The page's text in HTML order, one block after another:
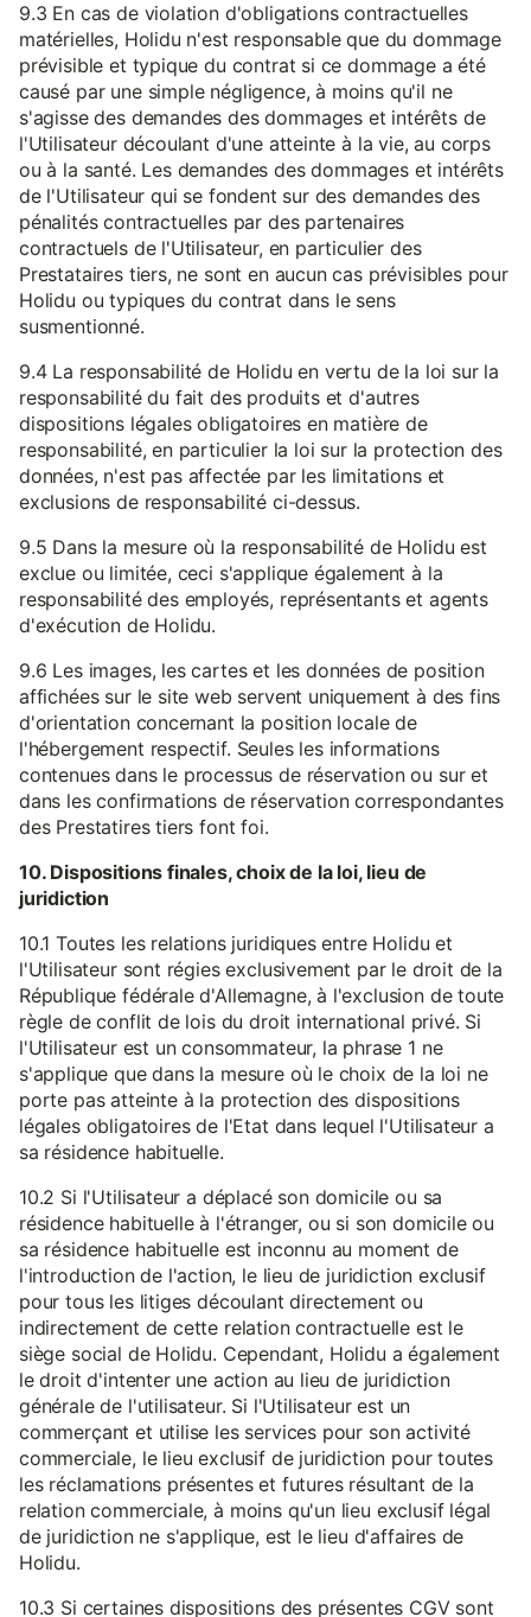
9.3 En cas de violation d'obligations contractuelles
matérielles, Holidu n'est responsable que du dommage
prévisible et typique du contrat si ce dommage a été
causé par une simple négligence, à moins qu'il ne
s'agisse des demandes des dommages et intérêts de
l'Utilisateur découlant d'une atteinte à la vie, au corps
ou à la santé. Les demandes des dommages et intérêts
de l'Utilisateur qui se fondent sur des demandes des
pénalités contractuelles par des partenaires
contractuels de l'Utilisateur, en particulier des
Prestataires tiers, ne sont en aucun cas prévisibles pour
Holidu ou typiques du contrat dans le sens
susmentionné.
9.4 La responsabilité de Holidu en vertu de la loi sur la
responsabilité du fait des produits et d'autres
dispositions légales obligatoires en matière de
responsabilité, en particulier la loi sur la protection des
données, n'est pas affectée par les limitations et
exclusions de responsabilité ci-dessus.
9.5 Dans la mesure où la responsabilité de Holidu est
exclue ou limitée, ceci s'applique également à la
responsabilité des employés, représentants et agents
d'exécution de Holidu.
9.6 Les images, les cartes et les données de position
affichées sur le site web servent uniquement à des fins
d'orientation concernant la position locale de
l'hébergement respectif. Seules les informations
contenues dans le processus de réservation ou sur et
dans les confirmations de réservation correspondantes
des Prestatires tiers font foi.
10. Dispositions finales, choix de la loi, lieu de
juridiction
10.1 Toutes les relations juridiques entre Holidu et
l'Utilisateur sont régies exclusivement par le droit de la
République fédérale d'Allemagne, à l'exclusion de toute
règle de conflit de lois du droit international privé. Si
l'Utilisateur est un consommateur, la phrase 1 ne
s'applique que dans la mesure où le choix de la loi ne
porte pas atteinte à la protection des dispositions
légales obligatoires de l'Etat dans lequel l'Utilisateur a
sa résidence habituelle.
10.2 Si l'Utilisateur a déplacé son domicile ou sa
résidence habituelle à l'étranger, ou si son domicile ou
sa résidence habituelle est inconnu au moment de
l'introduction de l'action, le lieu de juridiction exclusif
pour tous les litiges découlant directement ou
indirectement de cette relation contractuelle est le
siège social de Holidu. Cependant, Holidu a également
le droit d'intenter une action au lieu de juridiction
générale de l'utilisateur. Si l'Utilisateur est un
commerçant et utilise les services pour son activité
commerciale, le lieu exclusif de juridiction pour toutes
les réclamations présentes et futures résultant de la
relation commerciale, à moins qu'un lieu exclusif légal
de juridiction ne s'applique, est le lieu d'affaires de
Holidu.
10.3 Si certaines dispositions des présentes CGV sont